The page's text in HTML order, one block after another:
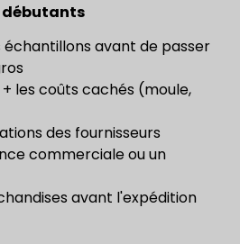
débutants
échantillons avant de passer
les coûts cachés (moule,
des fournisseurs
commerciale ou un
avant l'expédition